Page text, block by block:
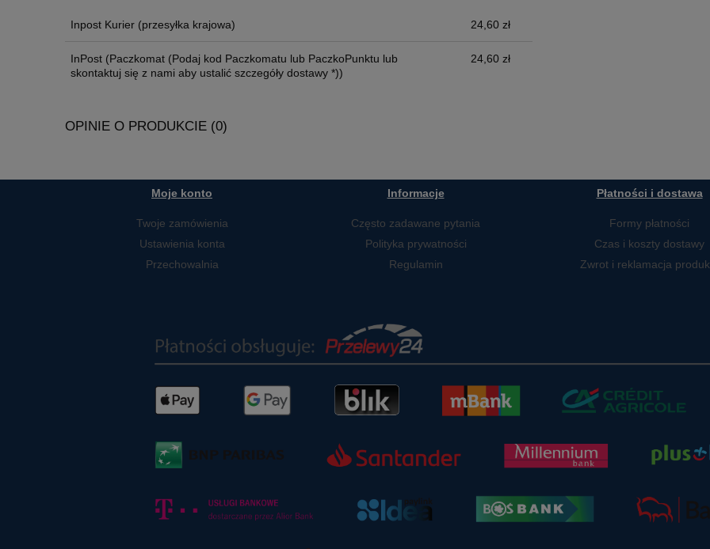
Inpost Kurier (przesyłka krajowa) 24,60 zł
InPost (Paczkomat (Podaj kod Paczkomatu lub PaczkoPunktu lub
skontaktuj się z nami aby ustalić szczegóły dostawy *))
24,60 zł
OPINIE O PRODUKCIE (0)
Moje konto
Twoje zamówienia
Ustawienia konta
Przechowalnia
Informacje
Często zadawane pytania
Polityka prywatności
Regulamin
Płatności i dostawa
Formy płatności
Czas i koszty dostawy
Zwrot i reklamacja